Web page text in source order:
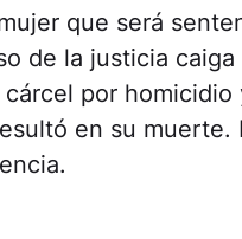
que será
de la justicia
por
en su muerte.